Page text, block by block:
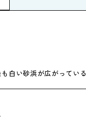
白い砂浜が広がっている